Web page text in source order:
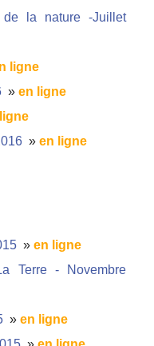
de la nature -Juillet
ligne
» en ligne
» en ligne
» en ligne
Terre - Novembre
» en ligne